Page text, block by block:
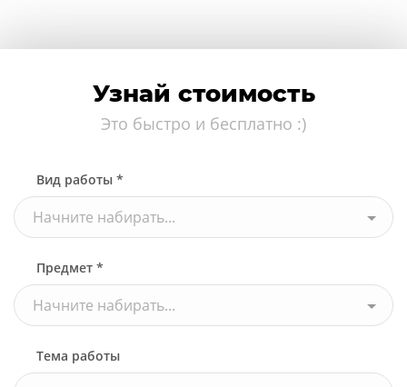
Узнай стоимость
Это быстро и бесплатно :)
Вид работы *
Начните набирать...
Предмет *
Начните набирать...
Тема работы